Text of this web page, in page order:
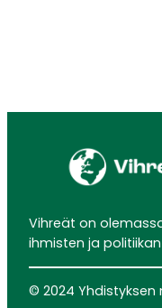
Vihreät on
ihmisten ja
© 2024 Yhdistyksen